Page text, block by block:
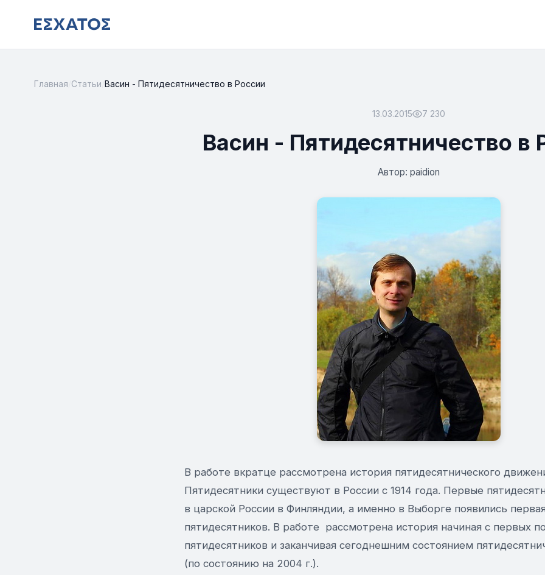
Главная Статьи Васин - Пятидесятничество в России
13.03.2015 7 230
Васин - Пятидесятничество в
Автор: paidion
В работе вкратце рассмотрена история пятидесятнического
Пятидесятники существуют в России с 1914 года. Первые
в царской России в Финляндии, а именно в Выборге появились
пятидесятников. В работе рассмотрена история начиная с первых
пятидесятников и заканчивая сегоднешним состоянием
(по состоянию на 2004 г.).